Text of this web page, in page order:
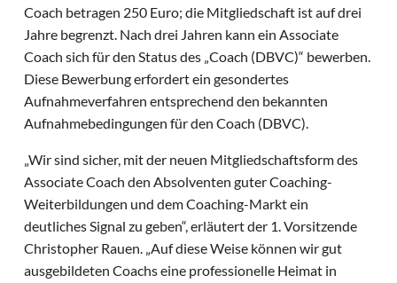
Coach betragen 250 Euro; die Mitgliedschaft ist auf drei
Jahre begrenzt. Nach drei Jahren kann ein Associate
Coach sich für den Status des „Coach (DBVC)“ bewerben.
Diese Bewerbung erfordert ein gesondertes
Aufnahmeverfahren entsprechend den bekannten
Aufnahmebedingungen für den Coach (DBVC).
„Wir sind sicher, mit der neuen Mitgliedschaftsform des
Associate Coach den Absolventen guter Coaching-
Weiterbildungen und dem Coaching-Markt ein
deutliches Signal zu geben“, erläutert der 1. Vorsitzende
Christopher Rauen. „Auf diese Weise können wir gut
ausgebildeten Coachs eine professionelle Heimat in